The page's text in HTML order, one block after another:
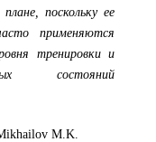
поскольку ее
применяются
тренировки и
состояний
M.K.